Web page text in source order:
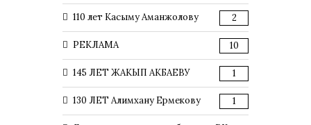
110 лет Касыму Аманжолову 2
РЕКЛАМА 10
145 ЛЕТ ЖАКЫП АКБАЕВУ 1
130 ЛЕТ Алимхану Ермекову 1